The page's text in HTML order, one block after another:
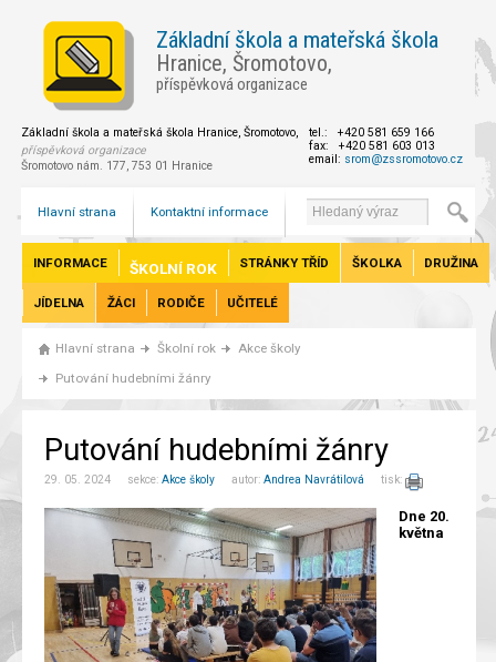
Základní škola a mateřská škola
Hranice, Šromotovo,
příspěvková organizace
Základní škola a mateřská škola Hranice, Šromotovo,
příspěvková organizace
Šromotovo nám. 177, 753 01 Hranice
tel.: +420 581 659 166
fax: +420 581 603 013
email: srom@zssromotovo.cz
Hlavní strana Kontaktní informace
INFORMACE ŠKOLNÍ ROK STRÁNKY TŘÍD ŠKOLKA DRUŽINA
JÍDELNA ŽÁCI RODIČE UČITELÉ
Hlavní strana Školní rok
Akce školy
Putování hudebními žánry
Putování hudebními žánry
29. 05. 2024 sekce: Akce školy autor: Andrea Navrátilová tisk:
Dne 20.
května